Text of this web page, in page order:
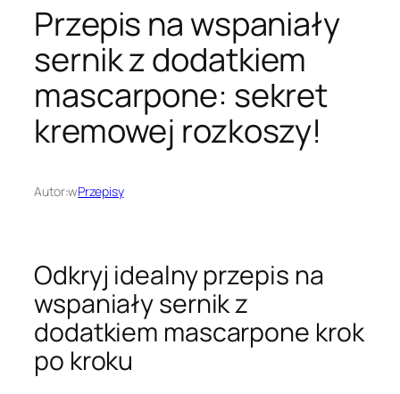
Przepis na wspaniały
sernik z dodatkiem
mascarpone: sekret
kremowej rozkoszy!
Autor:wPrzepisy
Odkryj idealny przepis na
wspaniały sernik z
dodatkiem mascarpone krok
po kroku